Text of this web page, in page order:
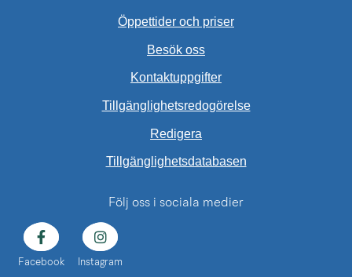
Öppettider och priser
Besök oss
Kontaktuppgifter
Tillgänglighetsredogörelse
Redigera
TillgänglighetsdatabasenLänk till annan
Följ oss i sociala medier
Facebook Instagram